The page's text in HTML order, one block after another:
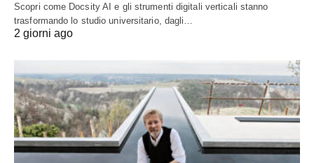
Scopri come Docsity AI e gli strumenti digitali verticali stanno
trasformando lo studio universitario, dagli…
2 giorni ago